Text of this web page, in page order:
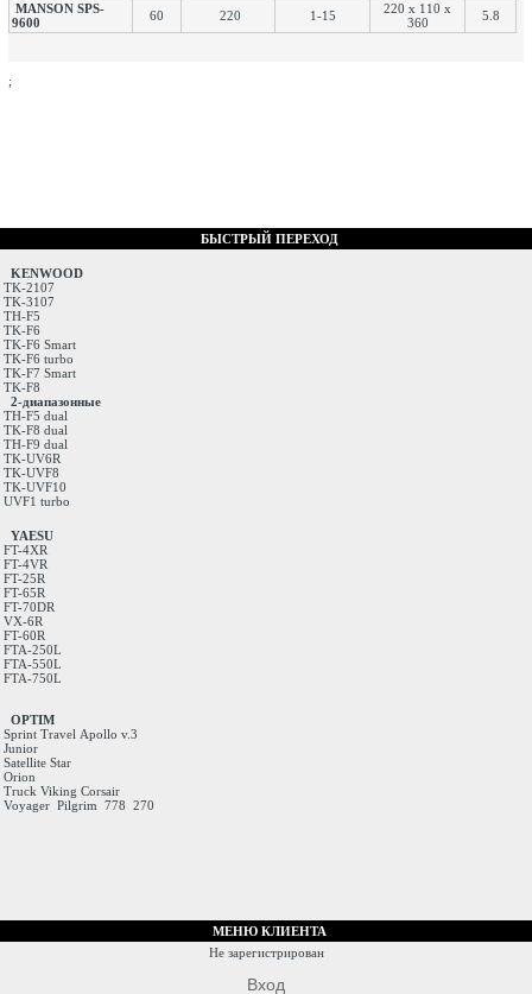
MANSON SPS-
9600
60 220 1-15
220 х 110 х
360
5.8
;
БЫСТРЫЙ ПЕРЕХОД
KENWOOD
TK-2107
TK-3107
TH-F5
TK-F6
TK-F6 Smart
TK-F6 turbo
TK-F7 Smart
TK-F8
2-диапазонные
TH-F5 dual
TK-F8 dual
TH-F9 dual
TK-UV6R
TK-UVF8
TK-UVF10
UVF1 turbo
YAESU
FT-4XR
FT-4VR
FT-25R
FT-65R
FT-70DR
VX-6R
FT-60R
FTA-250L
FTA-550L
FTA-750L
OPTIM
Sprint Travel Apollo v.3
Junior
Satellite Star
Orion
Truck Viking Corsair
Voyager Pilgrim 778 270
МЕНЮ КЛИЕНТА
Не зарегистрирован
Вход